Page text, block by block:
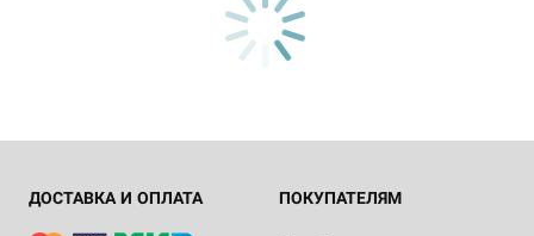
ДОСТАВКА И ОПЛАТА ПОКУПАТЕЛЯМ